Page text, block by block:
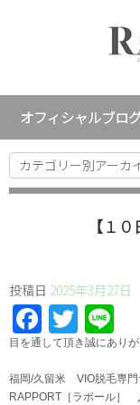
オフィシャルブロ
カテゴリー別アーカ
【１
投稿日 2025年3月27日
目を通して頂き誠にあり
福岡/久留米 VIO脱毛専門
RAPPORT［ラポール］